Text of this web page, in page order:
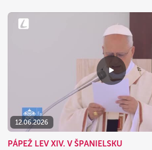
12.06.2026
PÁPEŽ LEV XIV. V ŠPANIELSKU